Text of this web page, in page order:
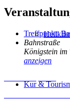
Kur &
Treffpunkt:
Bahnstraße
Königstein im
anzeigen